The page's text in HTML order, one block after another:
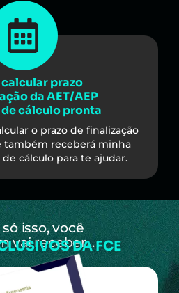
prazo
da AET/AEP
de cálculo pronta
o prazo de finalização
também receberá minha
cálculo para te ajudar.
isso, você
vai receber...DA FCE​